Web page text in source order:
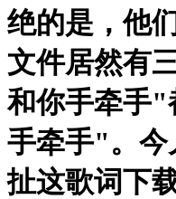
绝的是，他
文件居然有
和你手牵手
手牵手"。今
扯这歌词下